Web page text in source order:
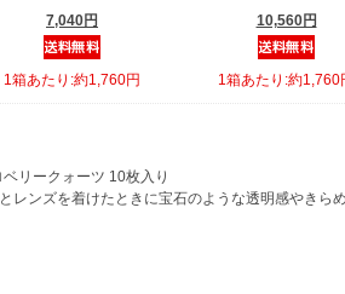
7,040円
1箱あたり:約1,760円
10,560円
1箱あたり:約1,760
リークォーツ 10枚入り
レンズを着けたときに宝石のような透明感やきら